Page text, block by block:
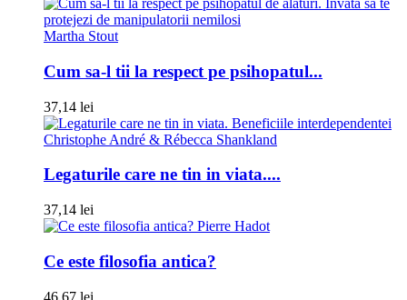
Martha Stout
Cum sa-l tii la respect pe psihopatul...
37,14 lei
Christophe André & Rébecca Shankland
Legaturile care ne tin in viata....
37,14 lei
Pierre Hadot
Ce este filosofia antica?
46,67 lei